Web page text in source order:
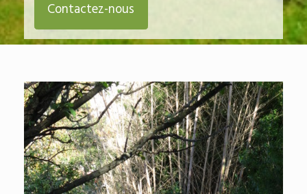
Contactez-nous